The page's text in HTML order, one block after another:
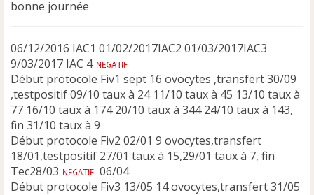
e
n
l
u
bonne journée
06/12/2016 IAC1 01/02/2017IAC2 01/03/2017IAC3
9/03/2017 IAC 4
Début protocole Fiv1 sept 16 ovocytes ,transfert 30/09
,testpositif 09/10 taux à 24 11/10 taux à 45 13/10 taux à
77 16/10 taux à 174 20/10 taux à 344 24/10 taux à 143,
fin 31/10 taux à 9
Début protocole Fiv2 02/01 9 ovocytes,transfert
18/01,testpositif 27/01 taux à 15,29/01 taux à 7, fin
Tec28/03
06/04
Début protocole Fiv3 13/05 14 ovocytes,transfert 31/05